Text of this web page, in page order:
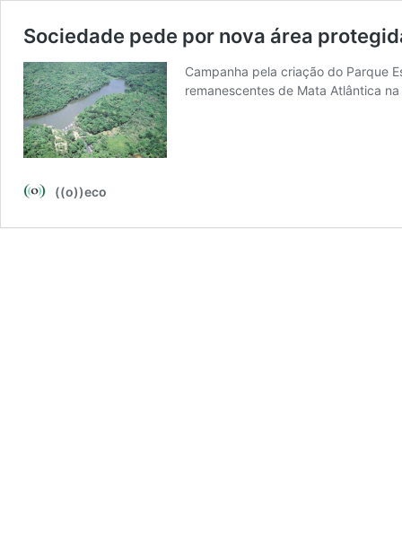
Sociedade pede por nova área
Campanha pela criação do Parque
remanescentes de Mata Atlântica
((o))eco